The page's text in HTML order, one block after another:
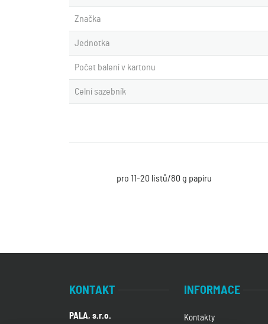
Značka
Jednotka
Počet balení v kartonu
Celní sazebník
pro 11-20 listů/80 g papíru
KONTAKT
PALA, s.r.o.
INFORMACE
Kontakty